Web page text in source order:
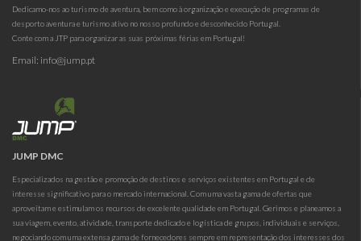
Dedicamo-nos ao turismo de aventura, bem como à organização e execução de programas de
desporto aventura e turismo ativo no nosso profundo e desconhecido Portugal.
Especializados na gestão e promoção de destinos e serviços existentes em Portugal e de
interesse significativo para o mercado internacional. Com uma vasta gama de ofertas que
aproveitam e estimulam os recursos de excelente qualidade em Portugal. Gerimos e planeamos a
sua viagem, evento, atividade, transporte dedicado e logística de grupos, individuais e serviços,